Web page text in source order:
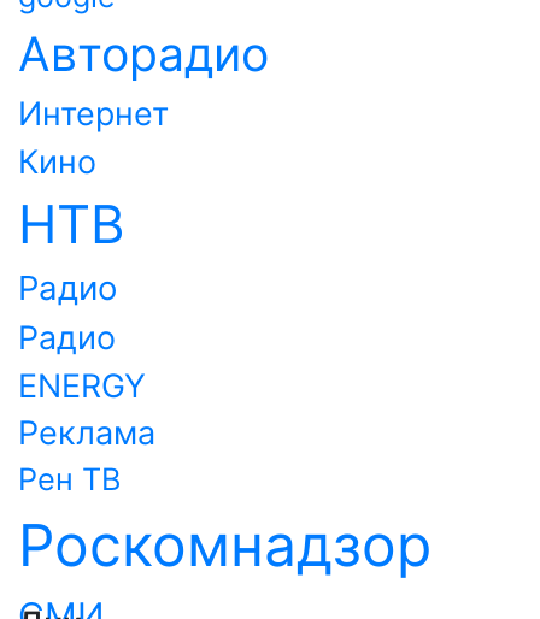
Авторадио
Интернет
Кино
НТВ
Радио
Радио
ENERGY
Реклама
Рен ТВ
Роскомнадзор